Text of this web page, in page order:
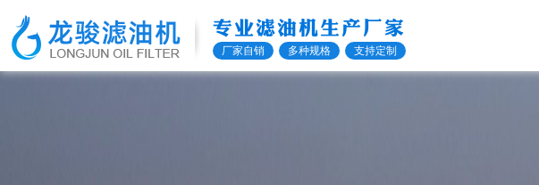
专业滤油机生产厂家
厂家自销 多种规格 支持定制